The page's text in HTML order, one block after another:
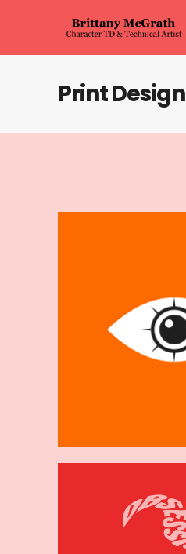
Print Design